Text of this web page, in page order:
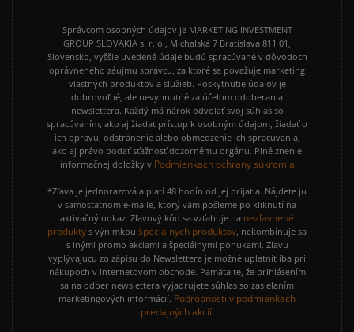
Správcom osobných údajov je MARKETING INVESTMENT
GROUP SLOVAKIA s. r. o., Michalská 7 Bratislava 811 01,
Slovensko, vyššie uvedené údaje budú spracúvané v dôvodoch
oprávneného záujmu správcu, za ktoré sa považuje marketing
vlastných produktov a služieb. Poskytnutie údajov je
dobrovoľné, ale nevyhnutné za účelom odoberania
newslettera. Každý má nárok odvolať svoj súhlas so
spracúvaním, ako aj žiadať prístup k osobným údajom, žiadať o
ich opravu, odstránenie alebo obmedzenie ich spracúvania,
ako aj právo podať sťažnosť dozornému orgánu. Plné znenie
informačnej doložky v Podmienkach ochrany súkromia
*Zľava je jednorazová a platí 48 hodín od jej prijatia. Nájdete ju
v samostatnom e-maile, ktorý vám pošleme po kliknutí na
aktivačný odkaz. Zľavový kód sa vzťahuje na nezľavnené
produkty s výnimkou špeciálnych produktov , nekombinuje sa
s inými promo akciami a špeciálnymi ponukami. Zľavu
vyplývajúcu zo zápisu do Newslettera je možné uplatniť iba pri
nákupoch v internetovom obchode. Pamätajte, že prihlásením
sa na odber newslettera vyjadrujete súhlas so zasielaním
marketingových informácií. Podrobnosti v podmienkach
predajných akcií.